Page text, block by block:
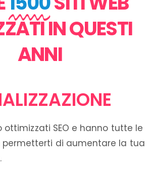
IN QUESTI
ANNI
ottimizzati SEO e hanno tutte le
permetterti di aumentare la tua